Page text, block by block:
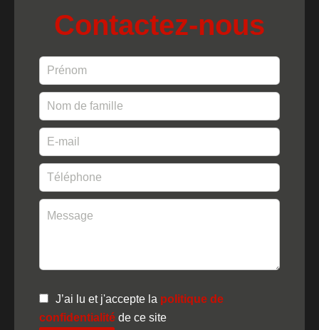
Contactez-nous
J’ai lu et j'accepte la politique de
confidentialité de ce site